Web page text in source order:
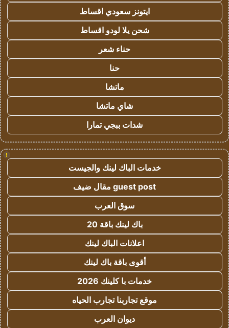
ايتونز سعودي اقساط
شحن يلا لودو اقساط
حناء شعر
حنا
ماتشا
شاي ماتشا
شدات ببجي تمارا
!
خدمات الباك لينك والجيست
guest post مقال ضيف
سوق العرب
باك لينك باقة 20
اعلانات الباك لينك
أقوى باقة باك لينك
خدمات با كلينك 2026
موقع تجاربنا تجارب الحياه
ديوان العرب